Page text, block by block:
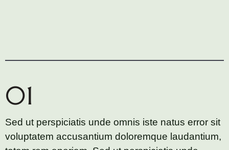
01
Sed ut perspiciatis unde omnis iste natus error sit
voluptatem accusantium doloremque laudantium,